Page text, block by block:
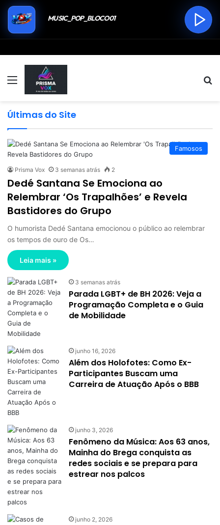
Menu
Últimas do Site
Famosos
Prisma Vox 3 semanas atrás 2
Dedé Santana Se Emociona ao
Relembrar ‘Os Trapalhões’ e Revela
Bastidores do Grupo
O humorista Dedé Santana emocionou o público ao relembrar
os tempos de ouro de Os…
Leia mais »
3 semanas atrás
Parada LGBT+ de BH 2026: Veja a
Programação Completa e o Guia
de Mobilidade
junho 16, 2026
Além dos Holofotes: Como Ex-
Participantes Buscam uma
Carreira de Atuação Após o BBB
junho 3, 2026
Fenômeno da Música: Aos 63 anos,
Mainha do Brega conquista as
redes sociais e se prepara para
estrear nos palcos
junho 2, 2026